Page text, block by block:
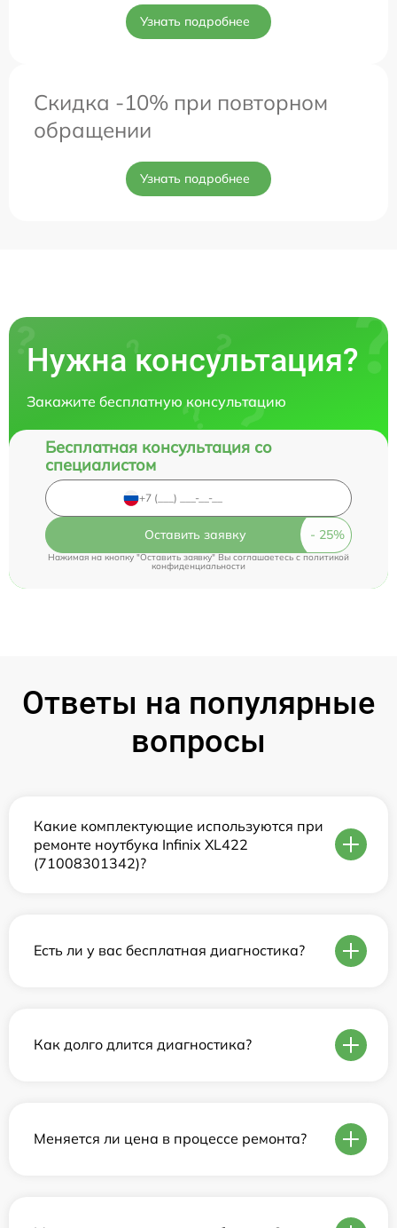
Узнать подробнее
Скидка -10% при повторном
обращении
Узнать подробнее
Нужна консультация?
Закажите бесплатную консультацию
Бесплатная консультация со
специалистом
Оставить заявку
Нажимая на кнопку "Оставить заявку" Вы соглашаетесь cполитикой
конфиденциальности
Ответы на популярные
вопросы
Какие комплектующие используются при
ремонте ноутбука Infinix XL422
(71008301342)?
Есть ли у вас бесплатная диагностика?
Как долго длится диагностика?
Меняется ли цена в процессе ремонта?